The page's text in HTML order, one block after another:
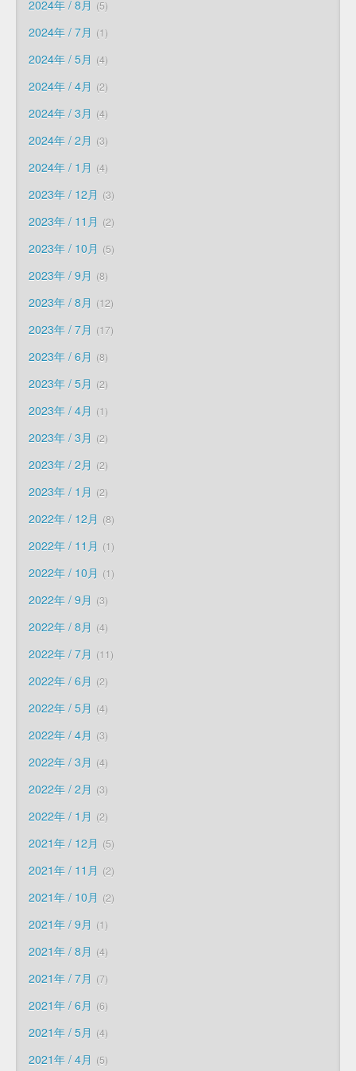
2024年 / 8月 5
2024年 / 7月 1
2024年 / 5月 4
2024年 / 4月 2
2024年 / 3月 4
2024年 / 2月 3
2024年 / 1月 4
2023年 / 12月 3
2023年 / 11月 2
2023年 / 10月 5
2023年 / 9月 8
2023年 / 8月 12
2023年 / 7月 17
2023年 / 6月 8
2023年 / 5月 2
2023年 / 4月 1
2023年 / 3月 2
2023年 / 2月 2
2023年 / 1月 2
2022年 / 12月 8
2022年 / 11月 1
2022年 / 10月 1
2022年 / 9月 3
2022年 / 8月 4
2022年 / 7月 11
2022年 / 6月 2
2022年 / 5月 4
2022年 / 4月 3
2022年 / 3月 4
2022年 / 2月 3
2022年 / 1月 2
2021年 / 12月 5
2021年 / 11月 2
2021年 / 10月 2
2021年 / 9月 1
2021年 / 8月 4
2021年 / 7月 7
2021年 / 6月 6
2021年 / 5月 4
2021年 / 4月 5